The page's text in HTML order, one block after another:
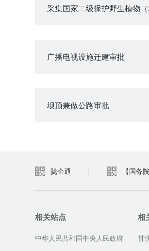
采集国家二级保护野生植物
广播电视设施迁建审批
坝顶兼做公路审批
陇企通 【国务
相关站点
中华人民共和国中央人民政府
相
甘